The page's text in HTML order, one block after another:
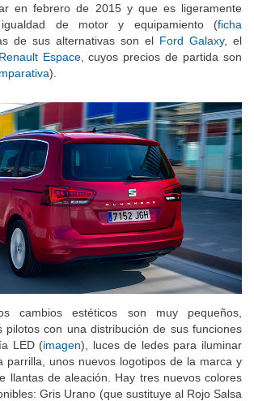
en febrero de 2015 y que es ligeramente
de motor y equipamiento (ficha
de sus alternativas son el Ford Galaxy, el
Renault Espace, cuyos precios de partida son
).
cambios estéticos son muy pequeños,
pilotos con una distribución de sus funciones
LED (imagen), luces de ledes para iluminar
parrilla, unos nuevos logotipos de la marca y
llantas de aleación. Hay tres nuevos colores
Gris Urano (que sustituye al Rojo Salsa